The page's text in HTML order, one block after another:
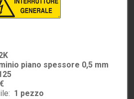
piano spessore 0,5 mm
1 pezzo